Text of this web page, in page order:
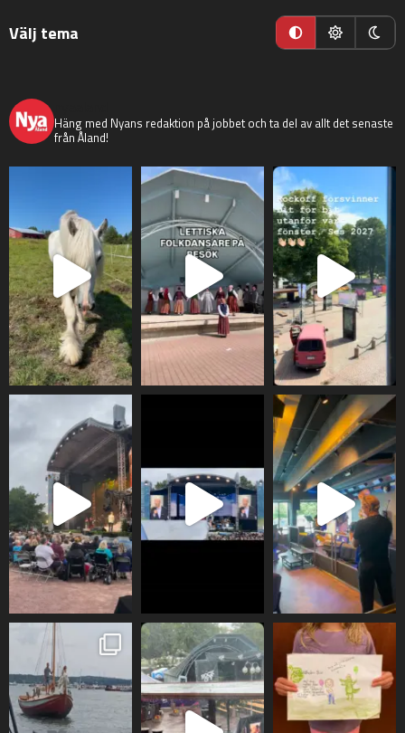
Välj tema
Häng med Nyans redaktion på jobbet och ta del av allt det senaste
från Åland!